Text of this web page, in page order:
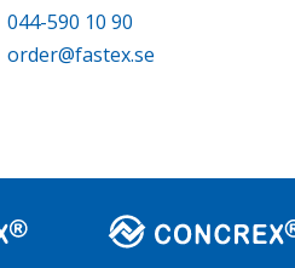
044-590 10 90
order@fastex.se